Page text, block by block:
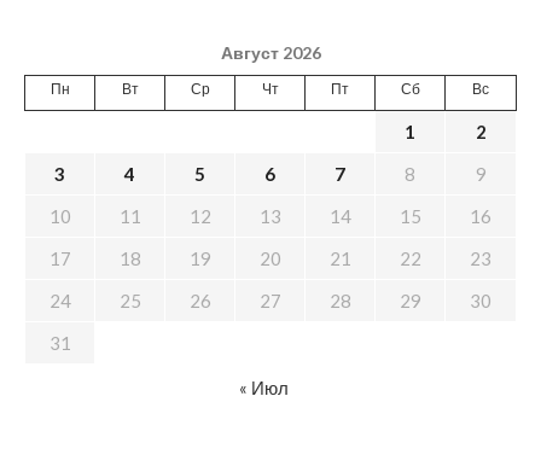
Август 2026
Пн Вт Ср Чт Пт Сб Вс
1
2
3
4 5 6 7 8
9
10
11 12 13 14 15
16
17
18 19 20 21 22
23
24
25 26 27 28 29
30
31
« Июл